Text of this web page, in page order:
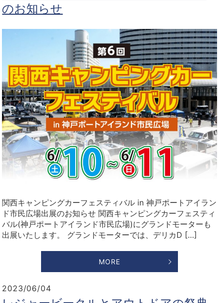
のお知らせ
関西キャンピングカーフェスティバル in 神戸ポートアイラン
ド市民広場出展のお知らせ 関西キャンピングカーフェスティ
バル(神戸ポートアイランド市民広場)にグランドモーターも
出展いたします。 グランドモーターでは、デリカD […]
MORE
2023/06/04